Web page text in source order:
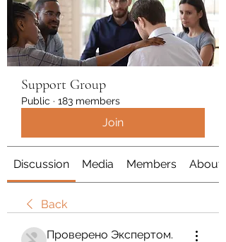
Support Group
Public · 183 members
Join
Discussion Media Members About
Back
Проверено Экспертом.